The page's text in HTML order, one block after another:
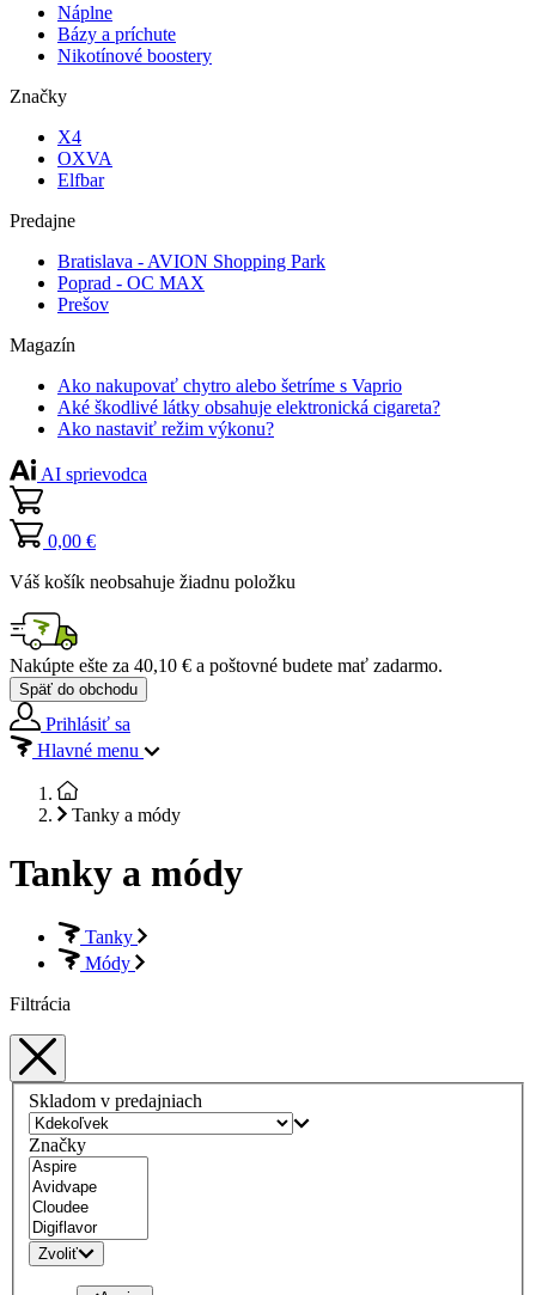
Náplne
Bázy a príchute
Nikotínové boostery
Značky
X4
OXVA
Elfbar
Predajne
Bratislava - AVION Shopping Park
Poprad - OC MAX
Prešov
Magazín
Ako nakupovať chytro alebo šetríme s Vaprio
Aké škodlivé látky obsahuje elektronická cigareta?
Ako nastaviť režim výkonu?
AI sprievodca
0,00 €
Váš košík neobsahuje žiadnu položku
Nakúpte ešte za 40,10 € a poštovné budete mať zadarmo.
Späť do obchodu
Prihlásiť sa
Hlavné menu
Tanky a módy
Tanky a módy
Tanky
Módy
Filtrácia
Skladom v predajniach
Značky
Zvoliť